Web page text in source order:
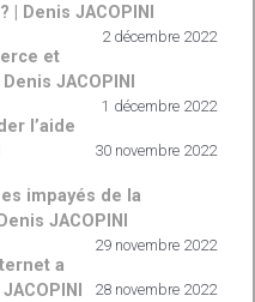
Denis JACOPINI
2 décembre 2022
et
JACOPINI
1 décembre 2022
l’aide
30 novembre 2022
impayés de la
JACOPINI
29 novembre 2022
a
28 novembre 2022